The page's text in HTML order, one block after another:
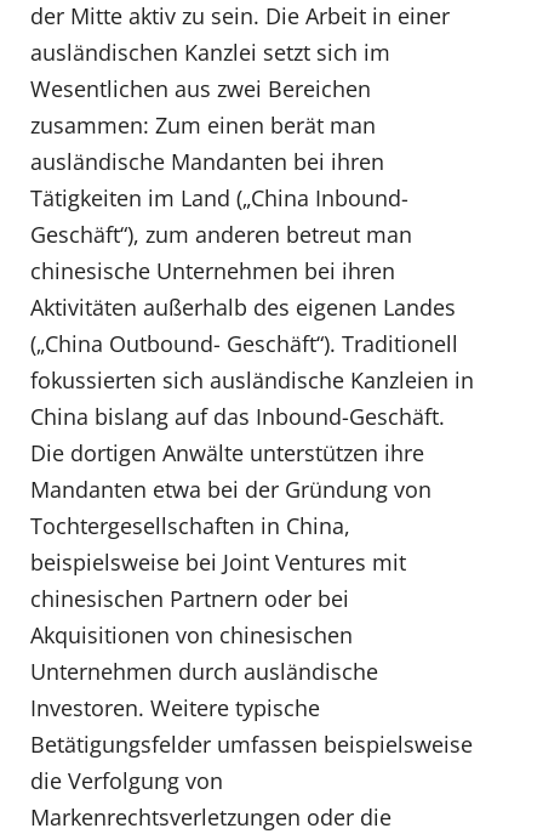
der Mitte aktiv zu sein. Die Arbeit in einer
ausländischen Kanzlei setzt sich im
Wesentlichen aus zwei Bereichen
zusammen: Zum einen berät man
ausländische Mandanten bei ihren
Tätigkeiten im Land („China Inbound-
Geschäft“), zum anderen betreut man
chinesische Unternehmen bei ihren
Aktivitäten außerhalb des eigenen Landes
(„China Outbound- Geschäft“). Traditionell
fokussierten sich ausländische Kanzleien in
China bislang auf das Inbound-Geschäft.
Die dortigen Anwälte unterstützen ihre
Mandanten etwa bei der Gründung von
Tochtergesellschaften in China,
beispielsweise bei Joint Ventures mit
chinesischen Partnern oder bei
Akquisitionen von chinesischen
Unternehmen durch ausländische
Investoren. Weitere typische
Betätigungsfelder umfassen beispielsweise
die Verfolgung von
Markenrechtsverletzungen oder die